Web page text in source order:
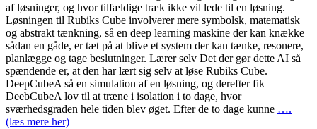
af løsninger, og hvor tilfældige træk ikke vil lede til en løsning.
Løsningen til Rubiks Cube involverer mere symbolsk, matematisk
og abstrakt tænkning, så en deep learning maskine der kan knække
sådan en gåde, er tæt på at blive et system der kan tænke, resonere,
planlægge og tage beslutninger. Lærer selv Det der gør dette AI så
spændende er, at den har lært sig selv at løse Rubiks Cube.
DeepCubeA så en simulation af en løsning, og derefter fik
DeebCubeA lov til at træne i isolation i to dage, hvor
sværhedsgraden hele tiden blev øget. Efter de to dage kunne ….
(læs mere her)